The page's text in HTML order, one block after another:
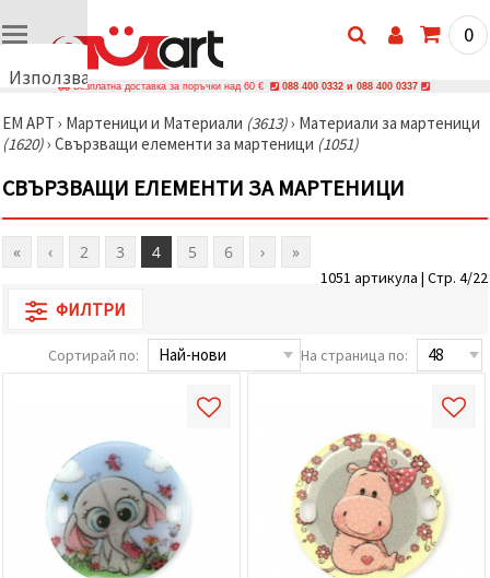
Използваме
🍪
Използваме
и подобни
технологии,
за да
осигурим
правилната
работа на
подобрим
твоето
и, с твое
съгласие,
показваме
релевантно
съдържание
и реклами,
включително
с помощта
0
Безплатна доставка за поръчки над 60 € 088 400 0332 и 088 400 0337
ЕМ АРТ › Мартеници и Материали (3613)› Материали за мартеници
(1620)› Свързващи елементи за мартеници (1051)
СВЪРЗВАЩИ ЕЛЕМЕНТИ ЗА МАРТЕНИЦИ
« ‹ 2 3 4 5 6 › »
1051 артикула | Стр. 4/22
ФИЛТРИ
Сортирай по: На страница по: